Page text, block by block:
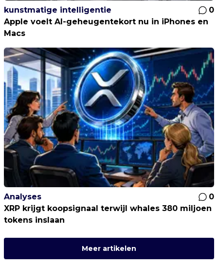
kunstmatige intelligentie
0
Apple voelt AI-geheugentekort nu in iPhones en
Macs
Analyses
0
XRP krijgt koopsignaal terwijl whales 380 miljoen
tokens inslaan
Meer artikelen